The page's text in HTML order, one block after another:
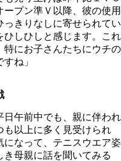
プン準Ｖ以降、彼の使用
きりなしに寄せられてい
しひしと感じます。これ
特にお子さんたちにウチの
ね」
午前中でも、親に伴われ
も以上に多く見受けられ
なって、テニスウエア姿
母親に話を聞いてみる